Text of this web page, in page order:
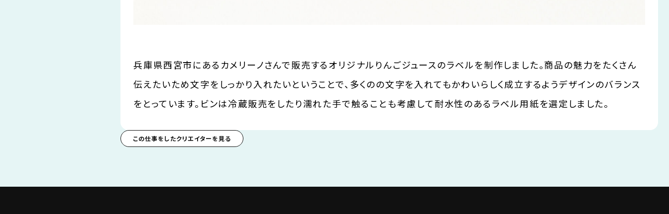
兵庫県西宮市にあるカメリーノさんで販売するオリジナルりんごジュースのラベルを制作しました。商品の魅力をたくさん
伝えたいため文字をしっかり入れたいということで、多くのの文字を入れてもかわいらしく成立するようデザインのバランス
をとっています。ビンは冷蔵販売をしたり濡れた手で触ることも考慮して耐水性のあるラベル用紙を選定しました。
この仕事をしたクリエイターを見る